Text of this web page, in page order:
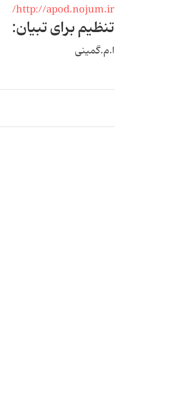
http://apod.nojum.ir/
تنظیم برای تبیان:
ا.م.گمینی